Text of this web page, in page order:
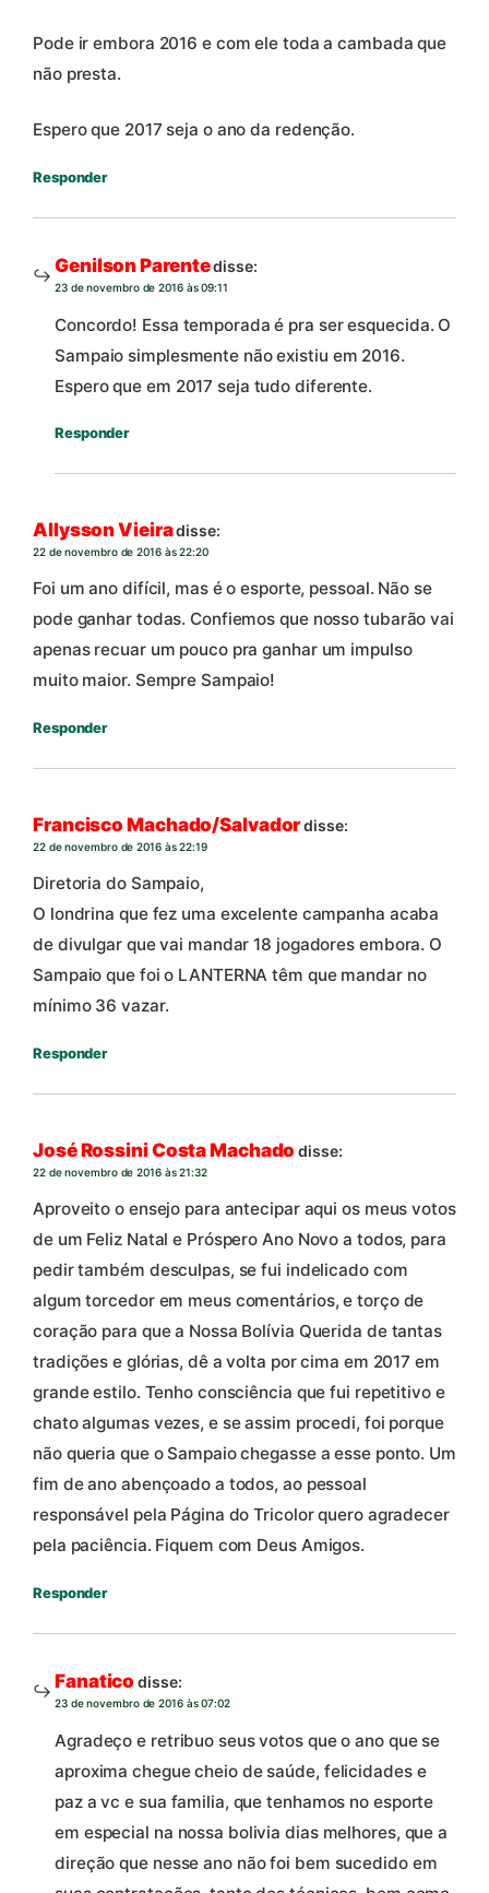
Pode ir embora 2016 e com ele toda a cambada que
não presta.
Espero que 2017 seja o ano da redenção.
Responder
Genilson Parentedisse:
23 de novembro de 2016 às 09:11
Concordo! Essa temporada é pra ser esquecida. O
Sampaio simplesmente não existiu em 2016.
Espero que em 2017 seja tudo diferente.
Responder
Allysson Vieiradisse:
22 de novembro de 2016 às 22:20
Foi um ano difícil, mas é o esporte, pessoal. Não se
pode ganhar todas. Confiemos que nosso tubarão vai
apenas recuar um pouco pra ganhar um impulso
muito maior. Sempre Sampaio!
Responder
Francisco Machado/Salvadordisse:
22 de novembro de 2016 às 22:19
Diretoria do Sampaio,
O londrina que fez uma excelente campanha acaba
de divulgar que vai mandar 18 jogadores embora. O
Sampaio que foi o LANTERNA têm que mandar no
mínimo 36 vazar.
Responder
José Rossini Costa Machado disse:
22 de novembro de 2016 às 21:32
Aproveito o ensejo para antecipar aqui os meus votos
de um Feliz Natal e Próspero Ano Novo a todos, para
pedir também desculpas, se fui indelicado com
algum torcedor em meus comentários, e torço de
coração para que a Nossa Bolívia Querida de tantas
tradições e glórias, dê a volta por cima em 2017 em
grande estilo. Tenho consciência que fui repetitivo e
chato algumas vezes, e se assim procedi, foi porque
não queria que o Sampaio chegasse a esse ponto. Um
fim de ano abençoado a todos, ao pessoal
responsável pela Página do Tricolor quero agradecer
pela paciência. Fiquem com Deus Amigos.
Responder
Fanatico disse:
23 de novembro de 2016 às 07:02
Agradeço e retribuo seus votos que o ano que se
aproxima chegue cheio de saúde, felicidades e
paz a vc e sua familia, que tenhamos no esporte
em especial na nossa bolivia dias melhores, que a
direção que nesse ano não foi bem sucedido em